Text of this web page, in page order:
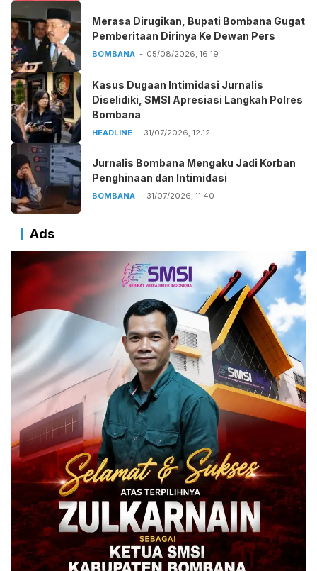
Merasa Dirugikan, Bupati Bombana Gugat
Pemberitaan Dirinya Ke Dewan Pers
BOMBANA 05/08/2026, 16:19
Kasus Dugaan Intimidasi Jurnalis
Diselidiki, SMSI Apresiasi Langkah Polres
Bombana
HEADLINE 31/07/2026, 12:12
Jurnalis Bombana Mengaku Jadi Korban
Penghinaan dan Intimidasi
BOMBANA 31/07/2026, 11:40
Ads